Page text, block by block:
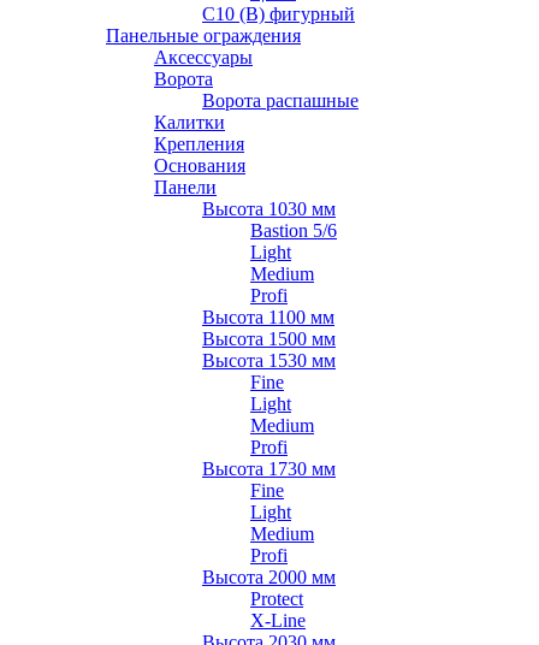
С10 (В) фигурный
Панельные ограждения
Аксессуары
Ворота
Ворота распашные
Калитки
Крепления
Основания
Панели
Высота 1030 мм
Bastion 5/6
Light
Medium
Profi
Высота 1100 мм
Высота 1500 мм
Высота 1530 мм
Fine
Light
Medium
Profi
Высота 1730 мм
Fine
Light
Medium
Profi
Высота 2000 мм
Protect
X-Line